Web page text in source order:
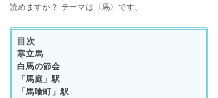
読めますか？ テーマは〈馬〉です。
目次
寒立馬
白馬の節会
「馬庭」駅
「馬喰町」駅